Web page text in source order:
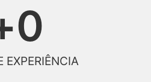
EXPERIÊNCIA
0